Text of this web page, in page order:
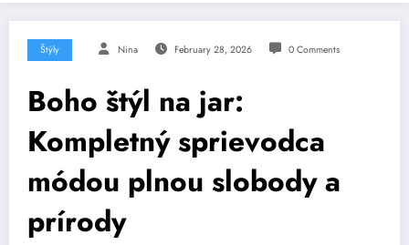
Štýly Nina February 28, 2026 0 Comments
Boho štýl na jar:
Kompletný sprievodca
módou plnou slobody a
prírody